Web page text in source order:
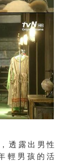
透露出男性
輕男孩的活